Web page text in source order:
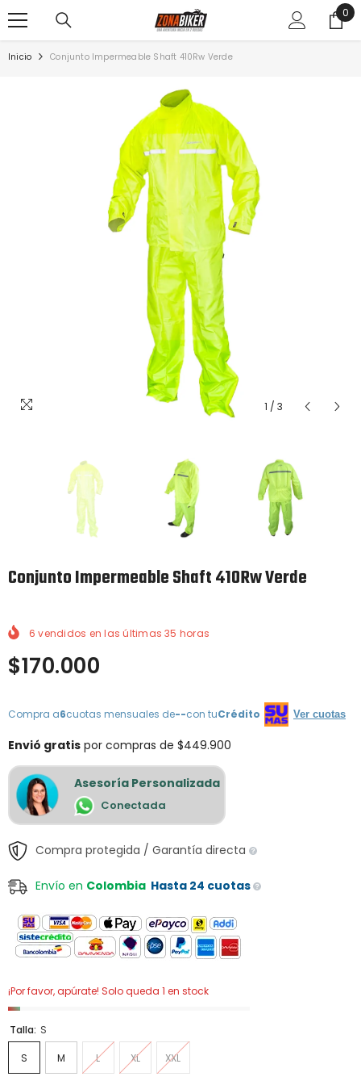
0
0
Inicio Conjunto Impermeable Shaft 410Rw Verde
1 / 3
Conjunto Impermeable Shaft 410Rw Verde
6 vendidos en las últimas35 horas
$170.000
Compra a6cuotas mensuales de--con tuCrédito Ver cuotas
Envió gratis por compras de $449.900
Asesoría Personalizada
Conectada
Compra protegida / Garantía directa
Envío en Colombia Hasta 24 cuotas
¡Por favor, apúrate! Solo queda 1 en stock
Talla: S
S M L XL XXL